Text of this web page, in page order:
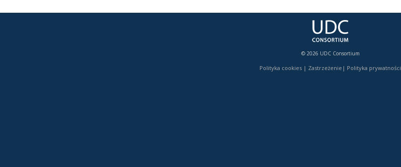
© 2026 UDC Consortium
Polityka cookies | Zastrzeżenie | Polityka prywatności